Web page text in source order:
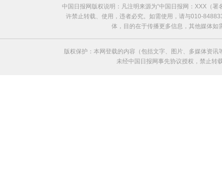
中国日报网版权说明：凡注明来源为“中国日报网：XXX（
许禁止转载、使用，违者必究。如需使用，请与010-
体，目的在于传播更多信息，其他媒体
版权保护：本网登载的内容（包括文字、图片、多媒体资
未经中国日报网事先协议授权，禁止转